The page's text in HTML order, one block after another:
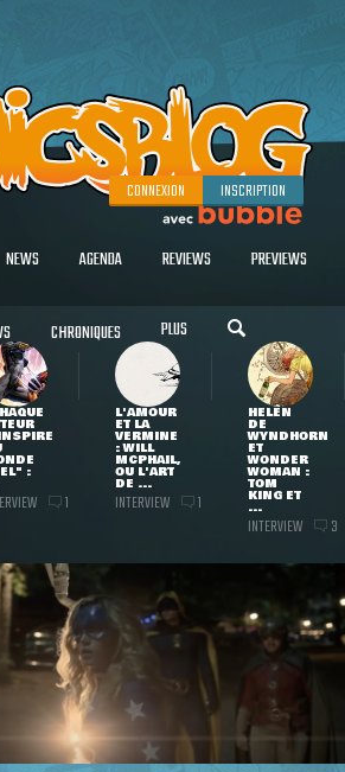
CONNEXION INSCRIPTION
NEWS AGENDA REVIEWS PREVIEWS
CHRONIQUES PLUS
:
1
L'AMOUR
ET LA
VERMINE
: WILL
MCPHAIL,
OU L'ART
DE ...
INTERVIEW 1
HELEN
DE
WYNDHORN
ET
WONDER
WOMAN :
TOM
KING ET
...
INTERVIEW 3